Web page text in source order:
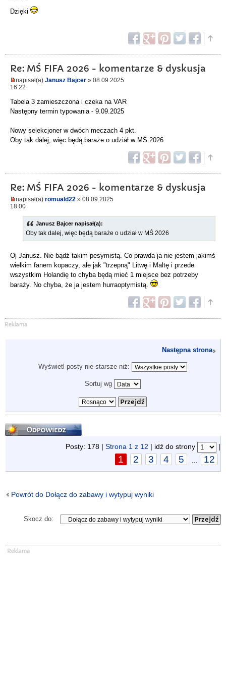
Dzięki
Re: MŚ FIFA 2026 - komentarze & dyskusja
napisał(a) Janusz Bajcer » 08.09.2025
16:22
Tabela 3 zamieszczona i czeka na VAR
Następny termin typowania - 9.09.2025
Nowy selekcjoner w dwóch meczach 4 pkt.
Oby tak dalej, więc będą baraże o udział w MŚ 2026
Re: MŚ FIFA 2026 - komentarze & dyskusja
napisał(a) romuald22 » 08.09.2025
18:00
Janusz Bajcer napisał(a):
Oby tak dalej, więc będą baraże o udział w MŚ 2026
Oj Janusz. Nie bądź takim pesymistą. Co prawda ja nie jestem jakimś
wielkim fanem kopaczy, ale jak "trzepną" Litwę i Maltę i przede
wszystkim Holandię to chyba będą mieć 1 miejsce bez potrzeby
baraży. No chyba, że ja jestem hurraoptymistą.
Następna strona
Wyświetl posty nie starsze niż:
Sortuj wg
Odpowiedz
Posty: 178 | Strona 1 z 12 | idź do strony |
1 2 3 4 5 12
Powrót do Dołącz do zabawy i wytypuj wyniki
Skocz do: